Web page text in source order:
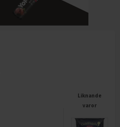
Liknande
varor